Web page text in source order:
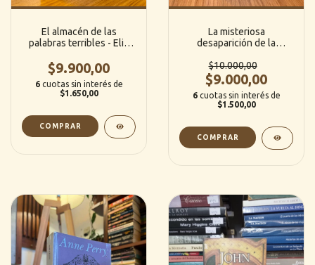
El almacén de las
palabras terribles - Elia
editorial)
$9.900,00
6 cuotas sin interés de
$1.650,00
La misteriosa
desaparición de la
José Donoso (Seix Barral)
$10.000,00
$9.000,00
6 cuotas sin interés de
$1.500,00